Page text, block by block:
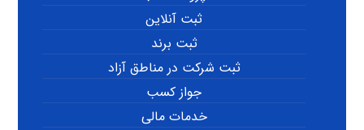
ثبت آنلاین
ثبت برند
ثبت شرکت در مناطق آزاد
جواز کسب
خدمات مالی